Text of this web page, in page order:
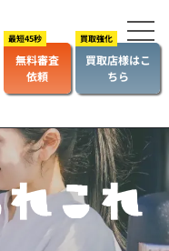
無料審査
依頼
買取店様はこ
ちら